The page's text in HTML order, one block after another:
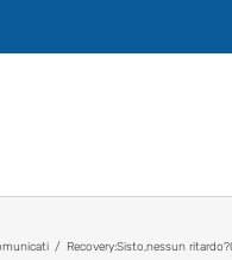
Recovery:Sisto,nessun